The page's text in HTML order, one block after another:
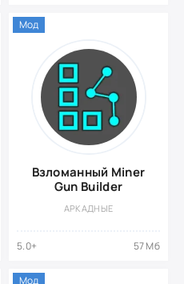
Взломанный Miner
Gun Builder
АРКАДНЫЕ
5.0+ 57 Мб
Мод
Мод